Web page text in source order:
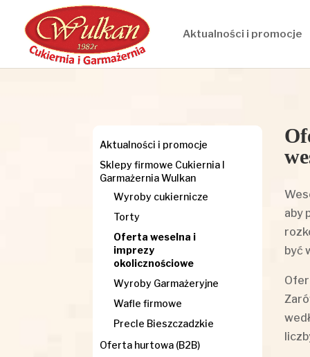
Aktualności i promocje
Aktualności i promocje
Sklepy firmowe Cukiernia I
Garmażernia Wulkan
Wyroby cukiernicze
Torty
Oferta weselna i
imprezy
okolicznościowe
Wyroby Garmażeryjne
Wafle firmowe
Precle Bieszczadzkie
Oferta hurtowa (B2B)
aby
być